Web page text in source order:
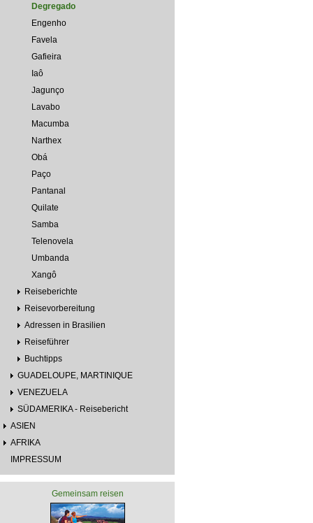
Degregado
Engenho
Favela
Gafieira
Iaô
Jagunço
Lavabo
Macumba
Narthex
Obá
Paço
Pantanal
Quilate
Samba
Telenovela
Umbanda
Xangô
Reiseberichte
Reisevorbereitung
Adressen in Brasilien
Reiseführer
Buchtipps
GUADELOUPE, MARTINIQUE
VENEZUELA
SÜDAMERIKA - Reisebericht
ASIEN
AFRIKA
IMPRESSUM
Gemeinsam reisen